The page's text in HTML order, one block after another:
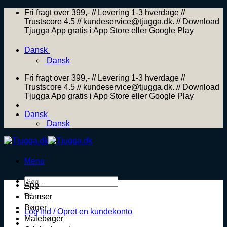
Skip
content
Fri fragt over 399,- // Levering 1-3 hverdage //
Trustscore 4.5 // kundeservice@tjugga.dk. // Download
Tjugga App gratis i App Store eller Google Play
Dansk
Dansk
Fri fragt over 399,- // Levering 1-3 hverdage //
Trustscore 4.5 // kundeservice@tjugga.dk. // Download
Tjugga App gratis i App Store eller Google Play
Dansk
Dansk
Menu
Søg
efter:
Log ind / Opret en kundekonto
App
Bamser
Bøger
Malebøger